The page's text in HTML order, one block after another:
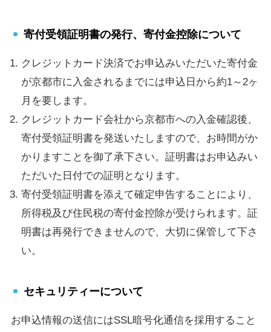
寄付受領証明書の発行、寄付金控除について
クレジットカード決済でお申込みいただいた寄付金
が京都市に入金されるまでには申込日から約1～2ヶ
月を要します。
クレジットカード会社から京都市への入金確認後、
寄付受領証明書を発送いたしますので、お時間がか
かりますことを御了承下さい。証明書はお申込みい
ただいた日付での証明となります。
寄付受領証明書を添えて確定申告することにより、
所得税及び住民税の寄付金控除が受けられます。証
明書は再発行できませんので、大切に保管して下さ
い。
セキュリティーについて
お申込情報の送信にはSSL暗号化通信を採用すること